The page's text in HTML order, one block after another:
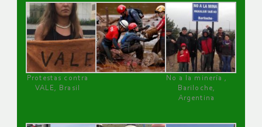
Protestas contra
VALE, Brasil
No a la minería ,
Bariloche,
Argentina